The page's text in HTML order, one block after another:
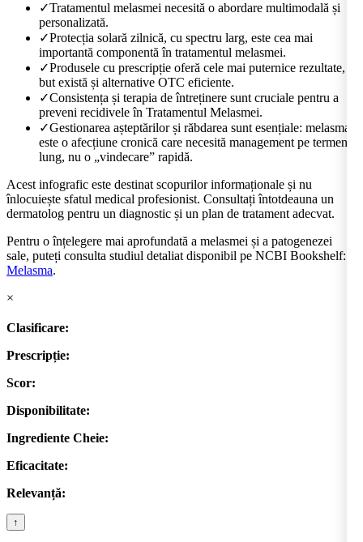
✓Tratamentul melasmei necesită o abordare multimodală și
personalizată.
✓Protecția solară zilnică, cu spectru larg, este cea mai
importantă componentă în tratamentul melasmei.
✓Produsele cu prescripție oferă cele mai puternice rezultate,
but există și alternative OTC eficiente.
✓Consistența și terapia de întreținere sunt cruciale pentru a
preveni recidivele în Tratamentul Melasmei.
✓Gestionarea așteptărilor și răbdarea sunt esențiale: melasma
este o afecțiune cronică care necesită management pe termen
lung, nu o „vindecare” rapidă.
Acest infografic este destinat scopurilor informaționale și nu
înlocuiește sfatul medical profesionist. Consultați întotdeauna un
dermatolog pentru un diagnostic și un plan de tratament adecvat.
Pentru o înțelegere mai aprofundată a melasmei și a patogenezei
sale, puteți consulta studiul detaliat disponibil pe NCBI Bookshelf:
Melasma.
×
Clasificare:
Prescripție:
Scor:
Disponibilitate:
Ingrediente Cheie:
Eficacitate:
Relevanță:
↑